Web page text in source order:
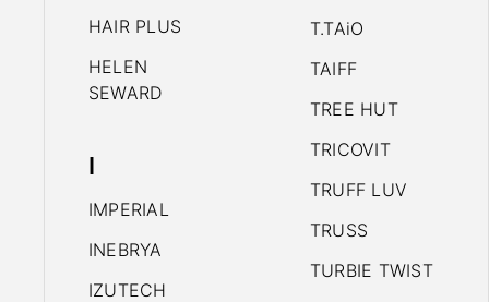
HAIR PLUS
HELEN
SEWARD
I
IMPERIAL
INEBRYA
IZUTECH
T.TAiO
TAIFF
TREE HUT
TRICOVIT
TRUFF LUV
TRUSS
TURBIE TWIST